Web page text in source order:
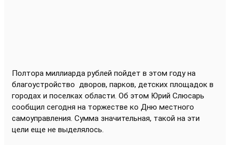
Полтора миллиарда рублей пойдет в этом году на
благоустройство дворов, парков, детских площадок в
городах и поселках области. Об этом Юрий Слюсарь
сообщил сегодня на торжестве ко Дню местного
самоуправления. Сумма значительная, такой на эти
цели еще не выделялось.